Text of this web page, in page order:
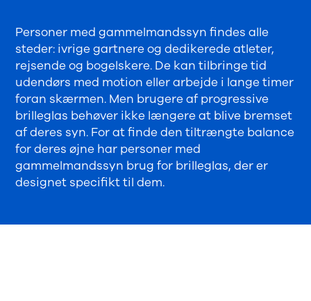
Personer med gammelmandssyn findes alle
steder: ivrige gartnere og dedikerede atleter,
rejsende og bogelskere. De kan tilbringe tid
udendørs med motion eller arbejde i lange timer
foran skærmen. Men brugere af progressive
brilleglas behøver ikke længere at blive bremset
af deres syn. For at finde den tiltrængte balance
for deres øjne har personer med
gammelmandssyn brug for brilleglas, der er
designet specifikt til dem.